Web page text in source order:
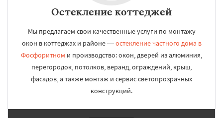
Остекление коттеджей
Мы предлагаем свои качественные услуги по монтажу
окон в коттеджах и районе —остекление частного дома в
Фосфоритном и производство: окон, дверей из алюминия,
перегородок, потолков, веранд, ограждений, крыш,
фасадов, а также монтаж и сервис светопрозрачных
конструкций.